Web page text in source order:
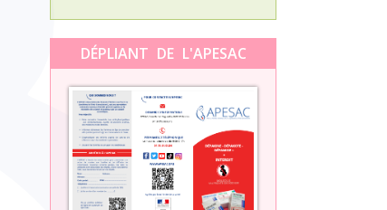
DÉPLIANT DE L'APESAC